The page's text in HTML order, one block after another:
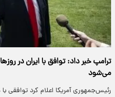
ترامپ خبر داد: توافق با ایران در
می‌شود
رئیس‌جمهوری آمریکا اعلام کرد توافقی